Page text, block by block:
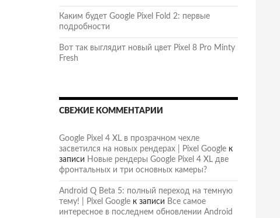
Каким будет Google Pixel Fold 2: первые
подробности
Вот так выглядит новый цвет Pixel 8 Pro Minty
Fresh
СВЕЖИЕ КОММЕНТАРИИ
Google Pixel 4 XL в прозрачном чехле
засветился на новых рендерах | Pixel Google к
записи Новые рендеры Google Pixel 4 XL две
фронтальных и три основных камеры?
Android Q Beta 5: полный переход на темную
тему! | Pixel Google к записи Все самое
интересное в последнем обновлении Android